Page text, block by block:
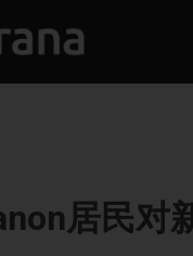
居民对